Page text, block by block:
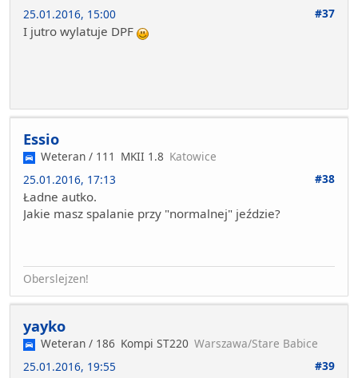
25.01.2016, 15:00
#37
I jutro wylatuje DPF
Essio
Weteran / 111 MKII 1.8 Katowice
25.01.2016, 17:13
#38
Ładne autko.
Jakie masz spalanie przy "normalnej" jeździe?
Oberslejzen!
yayko
Weteran / 186 Kompi ST220 Warszawa/Stare Babice
25.01.2016, 19:55
#39